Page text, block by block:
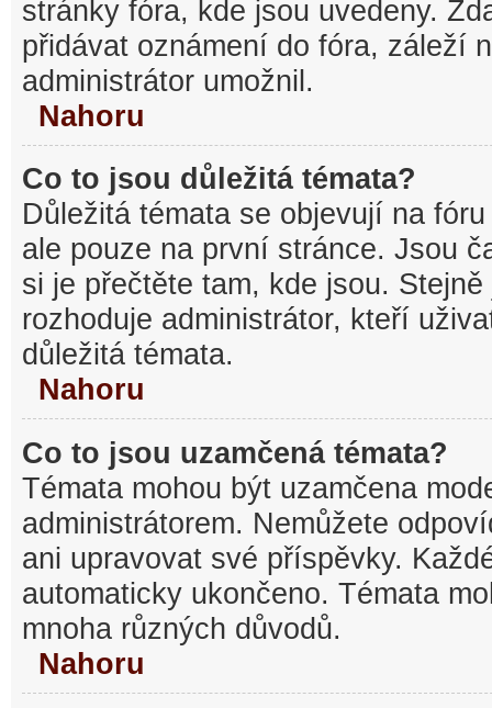
stránky fóra, kde jsou uvedeny.
přidávat oznámení do fóra, záleží
administrátor umožnil.
Nahoru
Co to jsou důležitá témata?
Důležitá témata se objevují na
ale pouze na první stránce. Jsou
si je přečtěte tam, kde jsou.
rozhoduje administrátor, kteří
důležitá témata.
Nahoru
Co to jsou uzamčená témata?
Témata mohou být uzamčena
administrátorem. Nemůžete
ani upravovat své příspěvky.
automaticky ukončeno. Témata
mnoha různých důvodů.
Nahoru